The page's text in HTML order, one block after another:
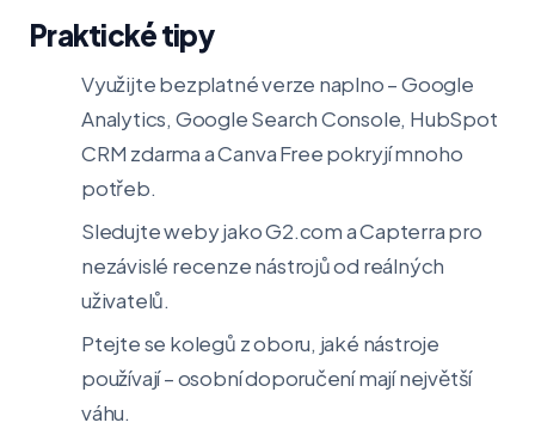
Praktické tipy
Využijte bezplatné verze naplno – Google
Analytics, Google Search Console, HubSpot
CRM zdarma a Canva Free pokryjí mnoho
potřeb.
Sledujte weby jako G2.com a Capterra pro
nezávislé recenze nástrojů od reálných
uživatelů.
Ptejte se kolegů z oboru, jaké nástroje
používají – osobní doporučení mají největší
váhu.